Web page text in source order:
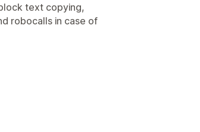
text copying,
robocalls in case of